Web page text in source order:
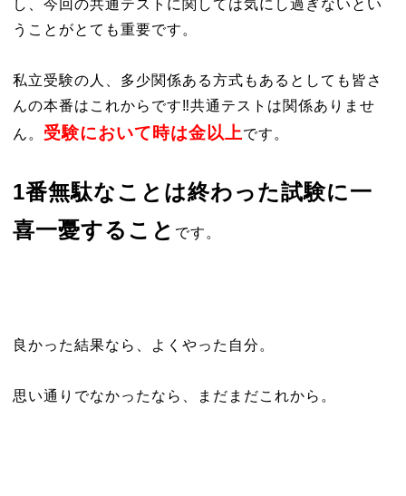
し、今回の共通テストに関しては気にし過ぎないとい
うことがとても重要です。
私立受験の人、多少関係ある方式もあるとしても皆さ
んの本番はこれからです‼︎共通テストは関係ありませ
ん。 受験において時は金以上です。
1番無駄なことは終わった試験に一
喜一憂すること です。
良かった結果なら、よくやった自分。
思い通りでなかったなら、まだまだこれから。